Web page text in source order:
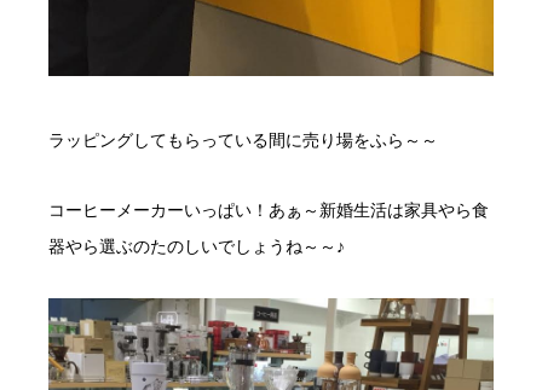
ラッピングしてもらっている間に売り場をふら～～
コーヒーメーカーいっぱい！あぁ～新婚生活は家具やら食
器やら選ぶのたのしいでしょうね～～♪